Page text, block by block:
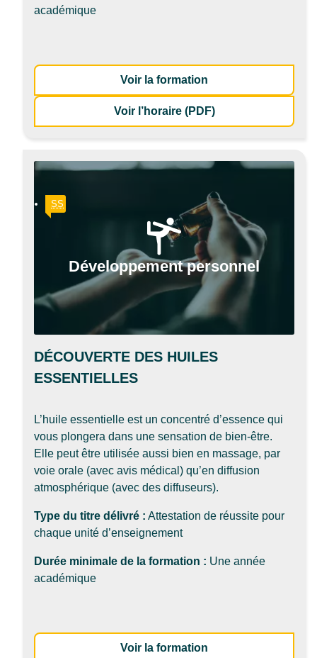
académique
Voir la formation
Voir l’horaire (PDF)de la formation
Développement personnel
SS
DÉCOUVERTE DES HUILES
ESSENTIELLES
L’huile essentielle est un concentré d’essence qui
vous plongera dans une sensation de bien-être.
Elle peut être utilisée aussi bien en massage, par
voie orale (avec avis médical) qu’en diffusion
atmosphérique (avec des diffuseurs).
Type du titre délivré : Attestation de réussite pour
chaque unité d’enseignement
Durée minimale de la formation : Une année
académique
Voir la formation